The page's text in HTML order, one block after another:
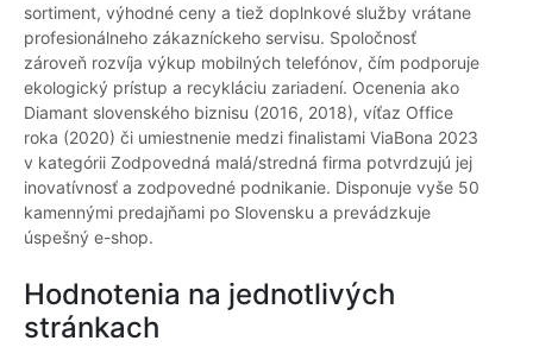
sortiment, výhodné ceny a tiež doplnkové služby vrátane
profesionálneho zákazníckeho servisu. Spoločnosť
zároveň rozvíja výkup mobilných telefónov, čím podporuje
ekologický prístup a recykláciu zariadení. Ocenenia ako
Diamant slovenského biznisu (2016, 2018), víťaz Office
roka (2020) či umiestnenie medzi finalistami ViaBona 2023
v kategórii Zodpovedná malá/stredná firma potvrdzujú jej
inovatívnosť a zodpovedné podnikanie. Disponuje vyše 50
kamennými predajňami po Slovensku a prevádzkuje
úspešný e-shop.
Hodnotenia na jednotlivých
stránkach